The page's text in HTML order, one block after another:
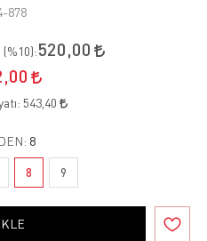
878
(%10):520,00
543,40
8
8 9